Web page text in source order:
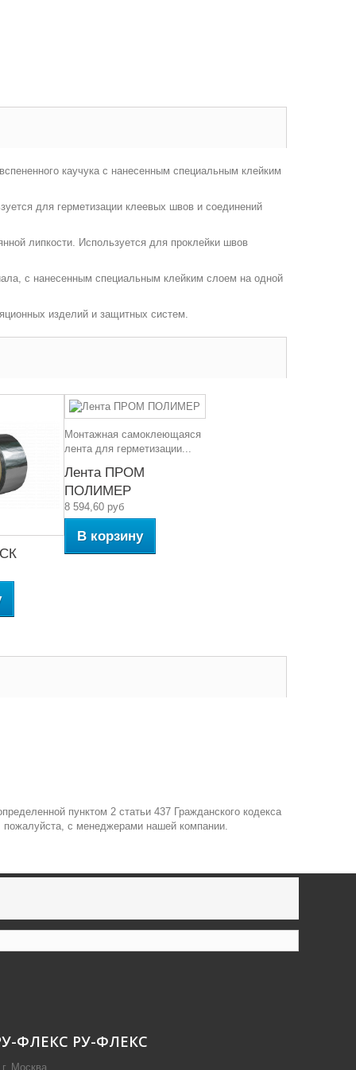
каучука с нанесенным специальным клейким
для герметизации клеевых швов и соединений
липкости. Используется для проклейки швов
с нанесенным специальным клейким слоем на одной
изделий и защитных систем.
Монтажная самоклеющаяся
лента для герметизации...
Лента ПРОМ
ПОЛИМЕР
8 594,60 руб
В корзину
пунктом 2 статьи 437 Гражданского кодекса
пожалуйста, с менеджерами нашей компании.
ФЛЕКС РУ-ФЛЕКС
г. Москва